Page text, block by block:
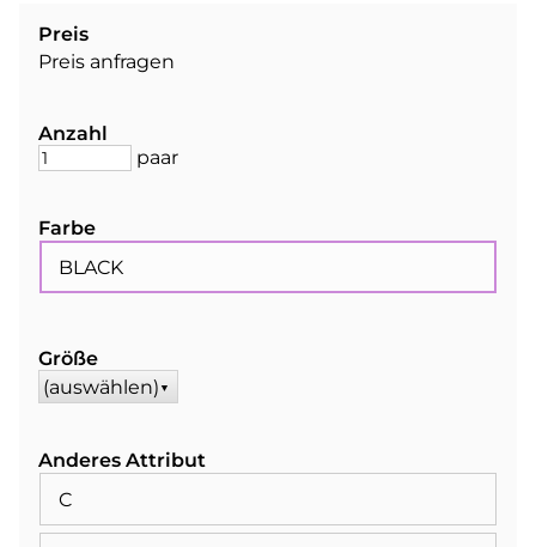
Preis
Preis anfragen
Anzahl
paar
Farbe
BLACK
Größe
(auswählen) ▼
Anderes Attribut
C